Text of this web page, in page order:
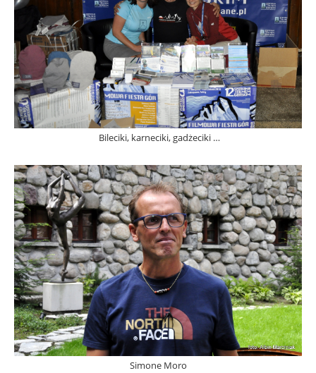
Bileciki, karneciki, gadżeciki …
Simone Moro